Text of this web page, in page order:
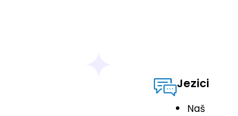
Jezici
Naš